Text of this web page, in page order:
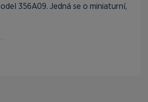
356A09. Jedná se o miniaturní,